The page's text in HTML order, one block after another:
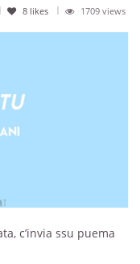
8 likes 1709 views
c’invia ssu puema